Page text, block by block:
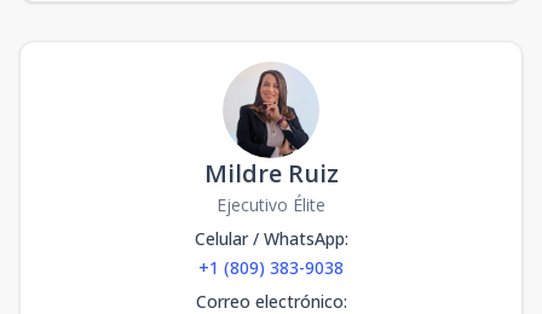
Mildre Ruiz
Ejecutivo Élite
Celular / WhatsApp:
+1 (809) 383-9038
Correo electrónico: